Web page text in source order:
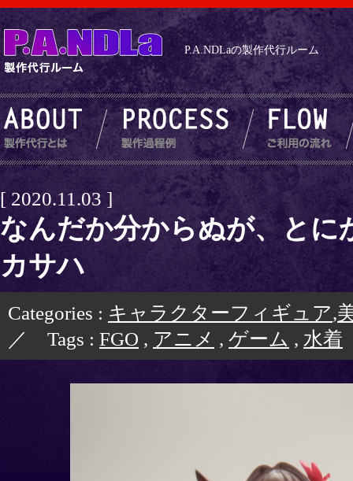
P.A.NDLaの製作代行ルーム
[ 2020.11.03 ]
なんだか分からぬが、と
カサハ
Categories : キャラクターフィギュア,
／ Tags : FGO , アニメ , ゲーム , 水着